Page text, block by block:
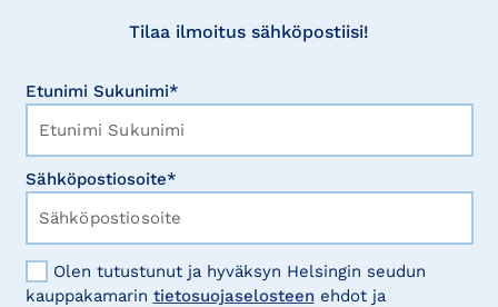
Tilaa ilmoitus sähköpostiisi!
Etunimi Sukunimi*
Sähköpostiosoite*
Olen tutustunut ja hyväksyn Helsingin seudun
kauppakamarin tietosuojaselosteen ehdot ja